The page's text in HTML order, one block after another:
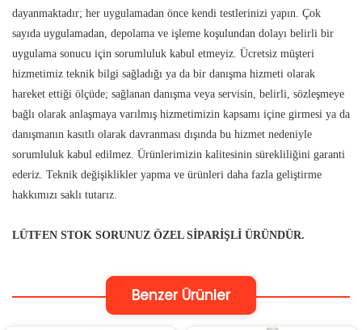
dayanmaktadır; her uygulamadan önce kendi testlerinizi yapın. Çok
sayıda uygulamadan, depolama ve işleme koşulundan dolayı belirli bir
uygulama sonucu için sorumluluk kabul etmeyiz. Ücretsiz müşteri
hizmetimiz teknik bilgi sağladığı ya da bir danışma hizmeti olarak
hareket ettiği ölçüde; sağlanan danışma veya servisin, belirli, sözleşmeye
bağlı olarak anlaşmaya varılmış hizmetimizin kapsamı içine girmesi ya da
danışmanın kasıtlı olarak davranması dışında bu hizmet nedeniyle
sorumluluk kabul edilmez. Ürünlerimizin kalitesinin sürekliliğini garanti
ederiz. Teknik değişiklikler yapma ve ürünleri daha fazla geliştirme
hakkımızı saklı tutarız.
LÜTFEN STOK SORUNUZ ÖZEL SİPARİŞLİ ÜRÜNDÜR.
Benzer Ürünler